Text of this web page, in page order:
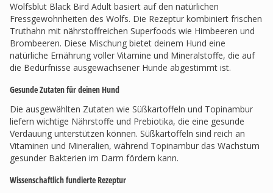
Wolfsblut Black Bird Adult basiert auf den natürlichen
Fressgewohnheiten des Wolfs. Die Rezeptur kombiniert frischen
Truthahn mit nährstoffreichen Superfoods wie Himbeeren und
Brombeeren. Diese Mischung bietet deinem Hund eine
natürliche Ernährung voller Vitamine und Mineralstoffe, die auf
die Bedürfnisse ausgewachsener Hunde abgestimmt ist.
Gesunde Zutaten für deinen Hund
Die ausgewählten Zutaten wie Süßkartoffeln und Topinambur
liefern wichtige Nährstoffe und Prebiotika, die eine gesunde
Verdauung unterstützen können. Süßkartoffeln sind reich an
Vitaminen und Mineralien, während Topinambur das Wachstum
gesunder Bakterien im Darm fördern kann.
Wissenschaftlich fundierte Rezeptur